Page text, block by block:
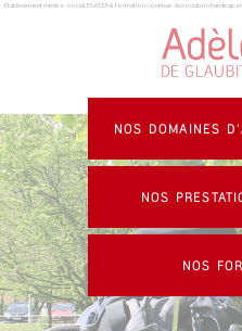
Panneau de gestion des cookies
Établissement médico-social, ESAT, EA & formation continue : Association handicap,
NOS DOMAINES
NOS
NOS